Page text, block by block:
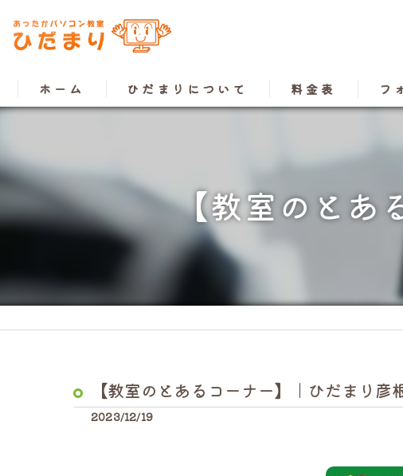
ホーム ひだまりについて 料金表 フ
【教室のとあ
【教室のとあるコーナー】｜ひだまり彦
2023/12/19